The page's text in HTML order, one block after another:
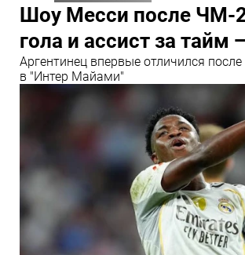
Шоу Месси после ЧМ-
гола и ассист за
Аргентинец впервые отличился
в "Интер Майами"